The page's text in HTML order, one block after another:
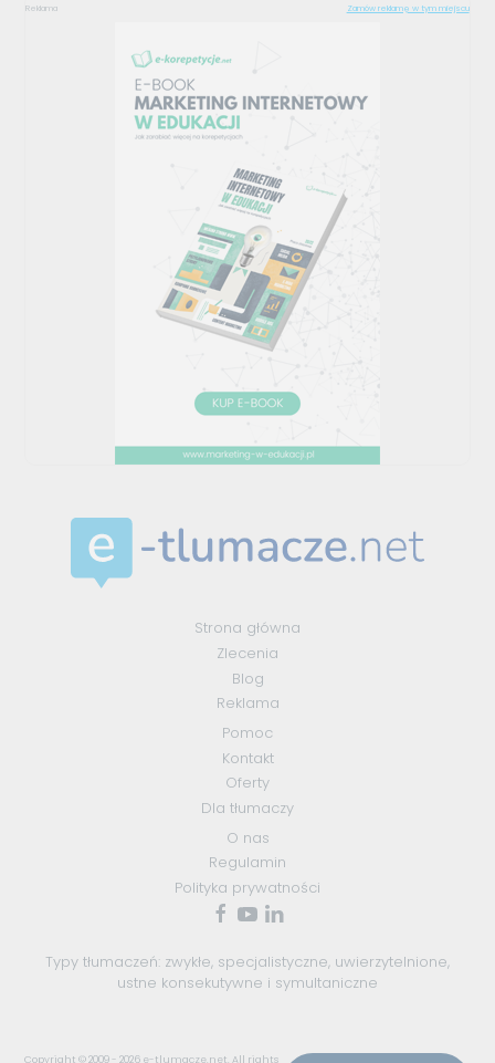
Reklama Zamów reklamę w tym miejscu
Strona główna
Zlecenia
Blog
Reklama
Pomoc
Kontakt
Oferty
Dla tłumaczy
O nas
Regulamin
Polityka prywatności
Typy tłumaczeń: zwykłe, specjalistyczne, uwierzytelnione,
ustne konsekutywne i symultaniczne
Copyright © 2009 - 2026 e-tlumacze.net. All rights